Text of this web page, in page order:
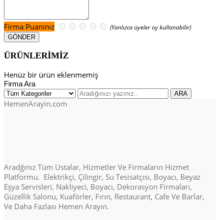
Firma Puanınız (Yanlızca üyeler oy kullanabilir)
ÜRÜNLERİMİZ
Henüz bir ürün eklenmemiş
Firma Ara
HemenArayin.com
Aradğınız Tüm Ustalar, Hizmetler Ve Firmaların Hizmet
Platformu. Elektrikçi, Çilingir, Su Tesisatçısı, Boyacı, Beyaz
Eşya Servisleri, Nakliyeci, Boyacı, Dekorasyon Firmaları,
Güzellik Salonu, Kuaförler, Fırın, Restaurant, Cafe Ve Barlar,
Ve Daha Fazlası Hemen Arayın.